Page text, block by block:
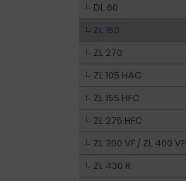
DL 60
ZL 150
ZL 270
ZL 105 HAC
ZL 155 HFC
ZL 275 HFC
ZL 300 VF / ZL 400 VF
ZL 430 R